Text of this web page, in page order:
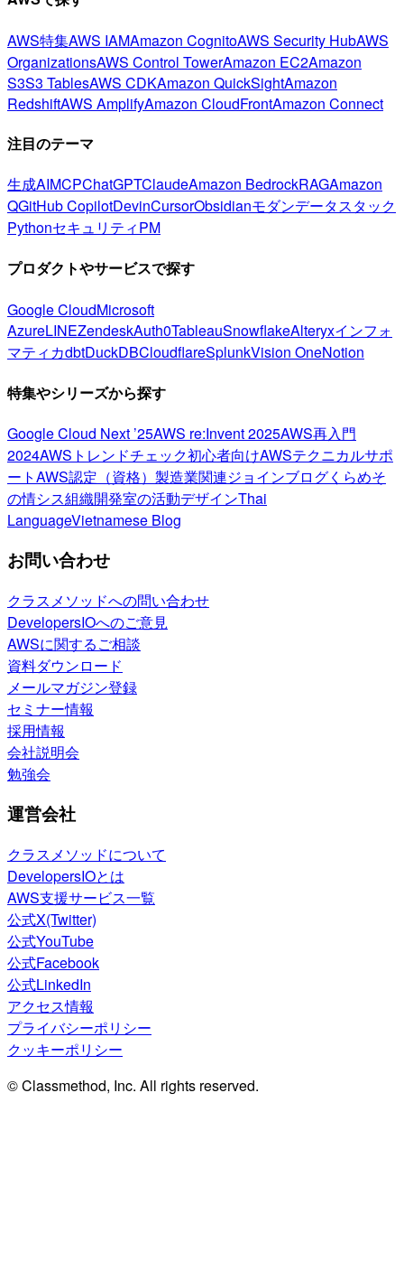
AWS特集AWS IAMAmazon CognitoAWS Security HubAWS
OrganizationsAWS Control TowerAmazon EC2Amazon
S3S3 TablesAWS CDKAmazon QuickSightAmazon
RedshiftAWS AmplifyAmazon CloudFrontAmazon Connect
注目のテーマ
生成AIMCPChatGPTClaudeAmazon BedrockRAGAmazon
QGitHub CopilotDevinCursorObsidianモダンデータスタック
PythonセキュリティPM
プロダクトやサービスで探す
Google CloudMicrosoft
AzureLINEZendeskAuth0TableauSnowflakeAlteryxインフォ
マティカdbtDuckDBCloudflareSplunkVision OneNotion
特集やシリーズから探す
Google Cloud Next ’25AWS re:Invent 2025AWS再入門
2024AWSトレンドチェック初心者向けAWSテクニカルサポ
ートAWS認定（資格） 製造業関連ジョインブログくらめそ
の情シス組織開発室の活動デザインThai
LanguageVietnamese Blog
お問い合わせ
クラスメソッドへの問い合わせ
DevelopersIOへのご意見
AWSに関するご相談
資料ダウンロード
メールマガジン登録
セミナー情報
採用情報
会社説明会
勉強会
運営会社
クラスメソッドについて
DevelopersIOとは
AWS支援サービス一覧
公式X(Twitter)
公式YouTube
公式Facebook
公式LinkedIn
アクセス情報
プライバシーポリシー
クッキーポリシー
© Classmethod, Inc. All rights reserved.